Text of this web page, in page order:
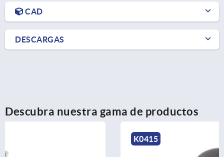
CAD
DESCARGAS
Descubra nuestra gama de productos